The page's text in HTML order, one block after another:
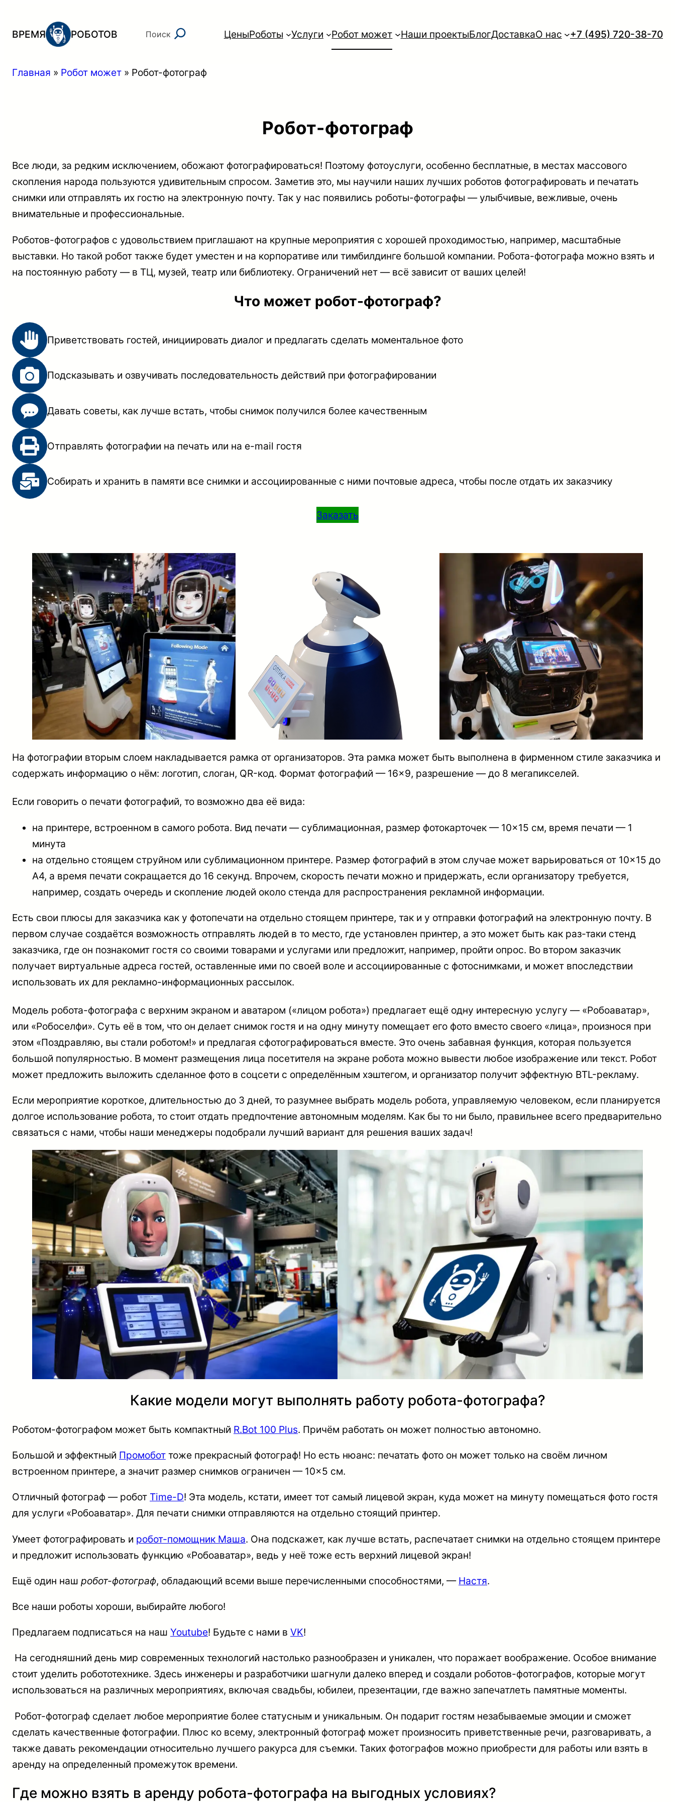
содержимому
ВРЕМЯ РОБОТОВ ПоискПоиск ЦеныРоботы Услуги Робот может Наши проектыБлогДоставкаО нас +7 (495) 720-38-70
Главная » Робот может » Робот-фотограф
Робот-фотограф
Все люди, за редким исключением, обожают фотографироваться! Поэтому фотоуслуги, особенно бесплатные, в местах массового
скопления народа пользуются удивительным спросом. Заметив это, мы научили наших лучших роботов фотографировать и печатать
снимки или отправлять их гостю на электронную почту. Так у нас появились роботы-фотографы — улыбчивые, вежливые, очень
внимательные и профессиональные.
Роботов-фотографов с удовольствием приглашают на крупные мероприятия с хорошей проходимостью, например, масштабные
выставки. Но такой робот также будет уместен и на корпоративе или тимбилдинге большой компании. Робота-фотографа можно взять и
на постоянную работу — в ТЦ, музей, театр или библиотеку. Ограничений нет — всё зависит от ваших целей!
Что может робот-фотограф?
Приветствовать гостей, инициировать диалог и предлагать сделать моментальное фото
Подсказывать и озвучивать последовательность действий при фотографировании
Давать советы, как лучше встать, чтобы снимок получился более качественным
Отправлять фотографии на печать или на e-mail гостя
Собирать и хранить в памяти все снимки и ассоциированные с ними почтовые адреса, чтобы после отдать их заказчику
Заказать
На фотографии вторым слоем накладывается рамка от организаторов. Эта рамка может быть выполнена в фирменном стиле заказчика и
содержать информацию о нём: логотип, слоган, QR-код. Формат фотографий — 16×9, разрешение — до 8 мегапикселей.
Если говорить о печати фотографий, то возможно два её вида:
на принтере, встроенном в самого робота. Вид печати — сублимационная, размер фотокарточек — 10×15 см, время печати — 1
минута
на отдельно стоящем струйном или сублимационном принтере. Размер фотографий в этом случае может варьироваться от 10×15 до
A4, а время печати сокращается до 16 секунд. Впрочем, скорость печати можно и придержать, если организатору требуется,
например, создать очередь и скопление людей около стенда для распространения рекламной информации.
Есть свои плюсы для заказчика как у фотопечати на отдельно стоящем принтере, так и у отправки фотографий на электронную почту. В
первом случае создаётся возможность отправлять людей в то место, где установлен принтер, а это может быть как раз-таки стенд
заказчика, где он познакомит гостя со своими товарами и услугами или предложит, например, пройти опрос. Во втором заказчик
получает виртуальные адреса гостей, оставленные ими по своей воле и ассоциированные с фотоснимками, и может впоследствии
использовать их для рекламно-информационных рассылок.
Модель робота-фотографа с верхним экраном и аватаром («лицом робота») предлагает ещё одну интересную услугу — «Робоаватар»,
или «Робоселфи». Суть её в том, что он делает снимок гостя и на одну минуту помещает его фото вместо своего «лица», произнося при
этом «Поздравляю, вы стали роботом!» и предлагая сфотографироваться вместе. Это очень забавная функция, которая пользуется
большой популярностью. В момент размещения лица посетителя на экране робота можно вывести любое изображение или текст. Робот
может предложить выложить сделанное фото в соцсети с определённым хэштегом, и организатор получит эффектную BTL-рекламу.
Если мероприятие короткое, длительностью до 3 дней, то разумнее выбрать модель робота, управляемую человеком, если планируется
долгое использование робота, то стоит отдать предпочтение автономным моделям. Как бы то ни было, правильнее всего предварительно
связаться с нами, чтобы наши менеджеры подобрали лучший вариант для решения ваших задач!
Какие модели могут выполнять работу робота-фотографа?
Роботом-фотографом может быть компактный R.Bot 100 Plus. Причём работать он может полностью автономно.
Большой и эффектный Промобот тоже прекрасный фотограф! Но есть нюанс: печатать фото он может только на своём личном
встроенном принтере, а значит размер снимков ограничен — 10×5 см.
Отличный фотограф — робот Time-D! Эта модель, кстати, имеет тот самый лицевой экран, куда может на минуту помещаться фото гостя
для услуги «Робоаватар». Для печати снимки отправляются на отдельно стоящий принтер.
Умеет фотографировать и робот-помощник Маша. Она подскажет, как лучше встать, распечатает снимки на отдельно стоящем принтере
и предложит использовать функцию «Робоаватар», ведь у неё тоже есть верхний лицевой экран!
Ещё один наш робот-фотограф, обладающий всеми выше перечисленными способностями, — Настя.
Все наши роботы хороши, выбирайте любого!
Предлагаем подписаться на наш Youtube! Будьте с нами в VK!
На сегодняшний день мир современных технологий настолько разнообразен и уникален, что поражает воображение. Особое внимание
стоит уделить робототехнике. Здесь инженеры и разработчики шагнули далеко вперед и создали роботов-фотографов, которые могут
использоваться на различных мероприятиях, включая свадьбы, юбилеи, презентации, где важно запечатлеть памятные моменты.
Робот-фотограф сделает любое мероприятие более статусным и уникальным. Он подарит гостям незабываемые эмоции и сможет
сделать качественные фотографии. Плюс ко всему, электронный фотограф может произносить приветственные речи, разговаривать, а
также давать рекомендации относительно лучшего ракурса для съемки. Таких фотографов можно приобрести для работы или взять в
аренду на определенный промежуток времени.
Где можно взять в аренду робота-фотографа на выгодных условиях?